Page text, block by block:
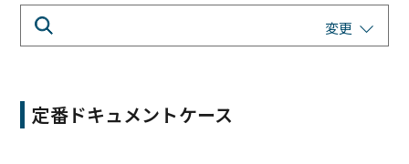
変更
定番ドキュメントケース